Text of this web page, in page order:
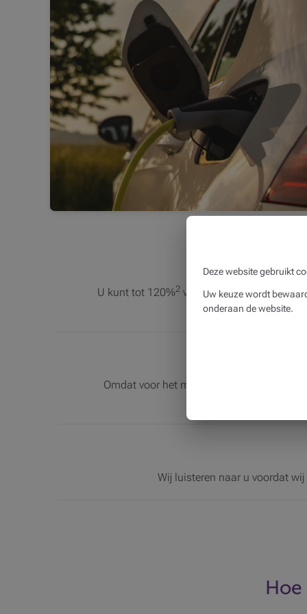
Uw
U kunt tot 120%2van de aankoopwaarde
Omdat voor het milieu elk gebaar telt én
Wij luisteren naar u voordat
Deze website gebruikt
Uw keuze wordt
onderaan de website.